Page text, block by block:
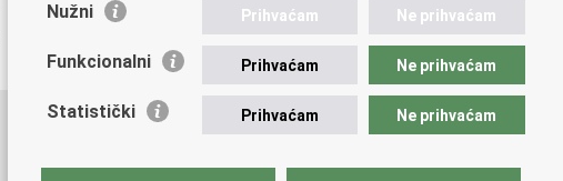
Nužni Prihvaćam Ne prihvaćam
Funkcionalni Prihvaćam Ne prihvaćam
Statistički Prihvaćam Ne prihvaćam